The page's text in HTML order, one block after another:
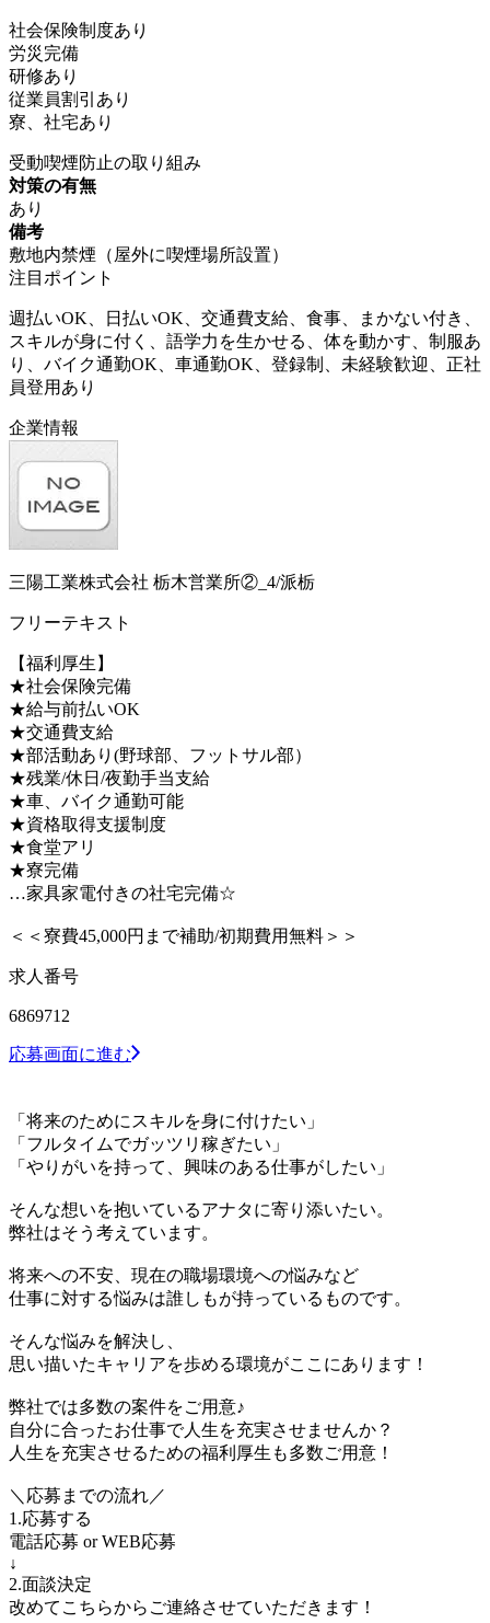
社会保険制度あり
労災完備
研修あり
従業員割引あり
寮、社宅あり
受動喫煙防止の取り組み
対策の有無
あり
備考
敷地内禁煙（屋外に喫煙場所設置）
注目ポイント
週払いOK、日払いOK、交通費支給、食事、まかない付き、
スキルが身に付く、語学力を生かせる、体を動かす、制服あ
り、バイク通勤OK、車通勤OK、登録制、未経験歓迎、正社
員登用あり
企業情報
三陽工業株式会社 栃木営業所②_4/派栃
フリーテキスト
【福利厚生】
★社会保険完備
★給与前払いOK
★交通費支給
★部活動あり(野球部、フットサル部）
★残業/休日/夜勤手当支給
★車、バイク通勤可能
★資格取得支援制度
★食堂アリ
★寮完備
…家具家電付きの社宅完備☆
＜＜寮費45,000円まで補助/初期費用無料＞＞
求人番号
6869712
応募画面に進む
「将来のためにスキルを身に付けたい」
「フルタイムでガッツリ稼ぎたい」
「やりがいを持って、興味のある仕事がしたい」
そんな想いを抱いているアナタに寄り添いたい。
弊社はそう考えています。
将来への不安、現在の職場環境への悩みなど
仕事に対する悩みは誰しもが持っているものです。
そんな悩みを解決し、
思い描いたキャリアを歩める環境がここにあります！
弊社では多数の案件をご用意♪
自分に合ったお仕事で人生を充実させませんか？
人生を充実させるための福利厚生も多数ご用意！
＼応募までの流れ／
1.応募する
電話応募 or WEB応募
↓
2.面談決定
改めてこちらからご連絡させていただきます！